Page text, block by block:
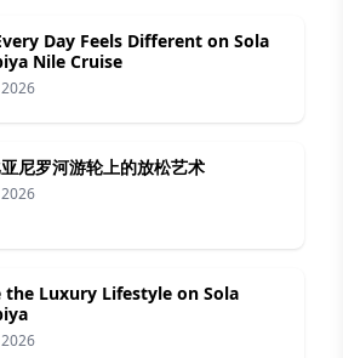
Day Feels Different on Sola
Nile Cruise
尼罗河游轮上的放松艺术
the Luxury Lifestyle on Sola